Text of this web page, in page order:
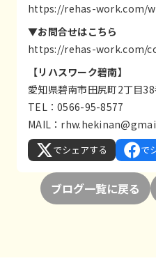
https://rehas-work.com/
▼お問合せはこちら
https://rehas-work.com/
【リハスワーク碧南】
愛知県碧南市田尻町2丁目38
TEL：0566-95-8577
MAIL：
でシェアする で
ブログ一覧に戻る